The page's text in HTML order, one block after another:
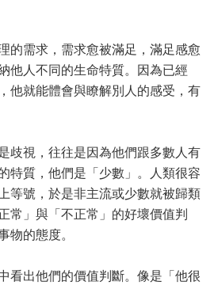
的需求，需求愈被滿足，滿足感愈
他人不同的生命特質。因為已經
他就能體會與瞭解別人的感受，有
歧視，往往是因為他們跟多數人有
特質，他們是「少數」。人類很容
等號，於是非主流或少數就被歸類
常」與「不正常」的好壞價值判
物的態度。
看出他們的價值判斷。像是「他很